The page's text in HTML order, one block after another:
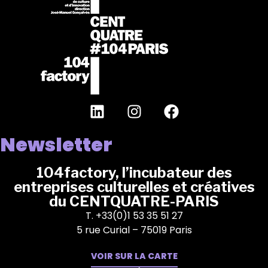
Newsletter
104factory, l’incubateur des
entreprises culturelles et créatives
du CENTQUATRE-PARIS
T. +33(0)1 53 35 51 27
5 rue Curial – 75019 Paris
VOIR SUR LA CARTE